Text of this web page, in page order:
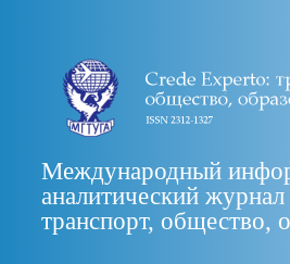
Международный
аналитический
транспорт, общество,